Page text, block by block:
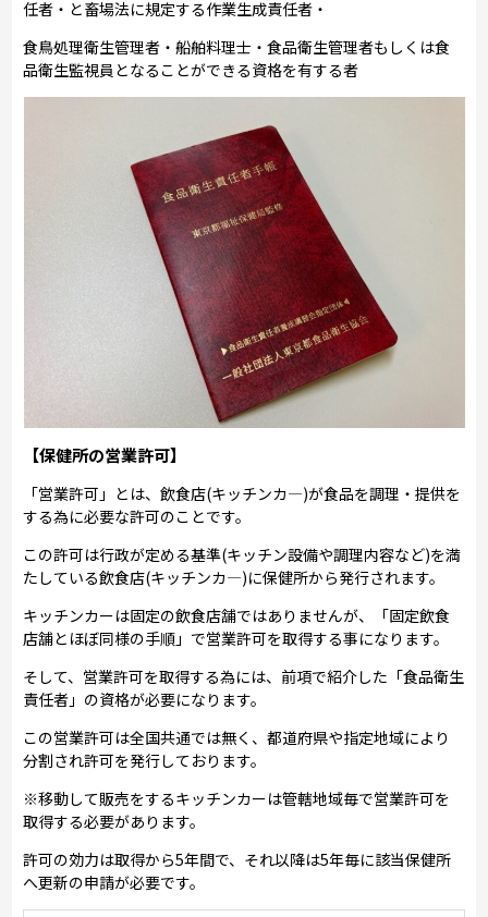
任者・と畜場法に規定する作業生成責任者・
食鳥処理衛生管理者・船舶料理士・食品衛生管理者もしくは食
品衛生監視員となることができる資格を有する者
【保健所の営業許可】
「営業許可」とは、飲食店(キッチンカ―)が食品を調理・提供を
する為に必要な許可のことです。
この許可は行政が定める基準(キッチン設備や調理内容など)を満
たしている飲食店(キッチンカ―)に保健所から発行されます。
キッチンカーは固定の飲食店舗ではありませんが、「固定飲食
店舗とほぼ同様の手順」で営業許可を取得する事になります。
そして、営業許可を取得する為には、前項で紹介した「食品衛生
責任者」の資格が必要になります。
この営業許可は全国共通では無く、都道府県や指定地域により
分割され許可を発行しております。
※移動して販売をするキッチンカーは管轄地域毎で営業許可を
取得する必要があります。
許可の効力は取得から5年間で、それ以降は5年毎に該当保健所
へ更新の申請が必要です。